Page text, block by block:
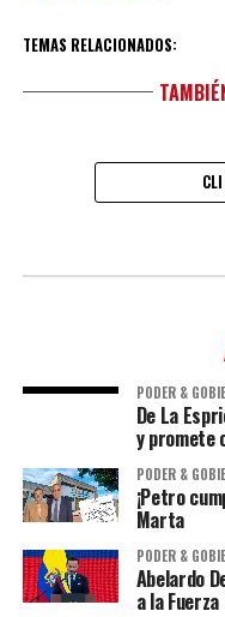
TEMAS RELACIONADOS:
PODER &
De La
y promete
PODER &
¡Petro
Marta
PODER &
Abelardo
a la